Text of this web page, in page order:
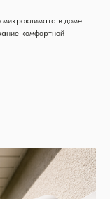
в доме.
комфортной